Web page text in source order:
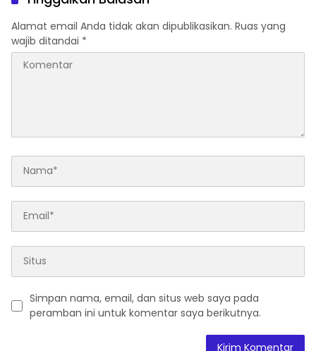
Alamat email Anda tidak akan dipublikasikan. Ruas yang
wajib ditandai *
Simpan nama, email, dan situs web saya pada
peramban ini untuk komentar saya berikutnya.